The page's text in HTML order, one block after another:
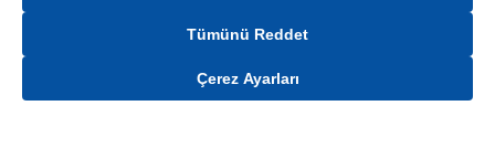
Sepete Ekle
Tümünü Reddet
Çerez Ayarları